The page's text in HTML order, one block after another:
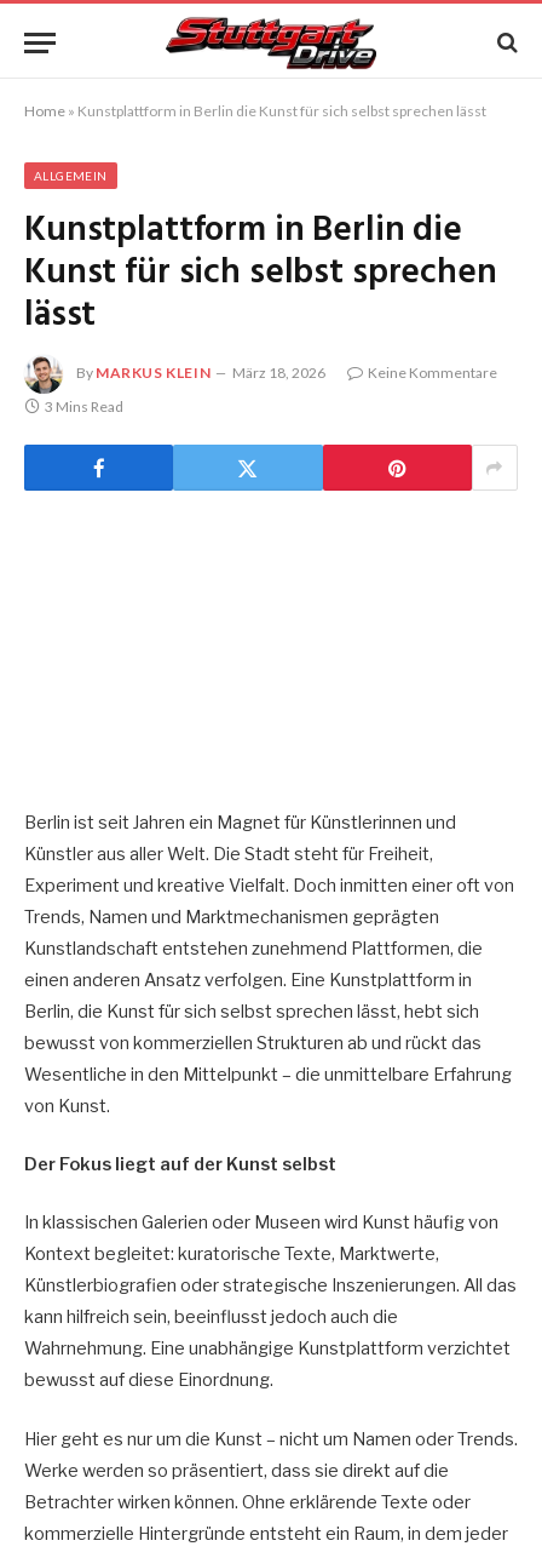
Home » Kunstplattform in Berlin die Kunst für sich selbst sprechen lässt
ALLGEMEIN
Kunstplattform in Berlin die
Kunst für sich selbst sprechen
lässt
By MARKUS KLEIN März 18, 2026
Keine Kommentare
3 Mins Read
Berlin ist seit Jahren ein Magnet für Künstlerinnen und
Künstler aus aller Welt. Die Stadt steht für Freiheit,
Experiment und kreative Vielfalt. Doch inmitten einer oft von
Trends, Namen und Marktmechanismen geprägten
Kunstlandschaft entstehen zunehmend Plattformen, die
einen anderen Ansatz verfolgen. Eine Kunstplattform in
Berlin, die Kunst für sich selbst sprechen lässt, hebt sich
bewusst von kommerziellen Strukturen ab und rückt das
Wesentliche in den Mittelpunkt – die unmittelbare Erfahrung
von Kunst.
Der Fokus liegt auf der Kunst selbst
In klassischen Galerien oder Museen wird Kunst häufig von
Kontext begleitet: kuratorische Texte, Marktwerte,
Künstlerbiografien oder strategische Inszenierungen. All das
kann hilfreich sein, beeinflusst jedoch auch die
Wahrnehmung. Eine unabhängige Kunstplattform verzichtet
bewusst auf diese Einordnung.
Hier geht es nur um die Kunst – nicht um Namen oder Trends.
Werke werden so präsentiert, dass sie direkt auf die
Betrachter wirken können. Ohne erklärende Texte oder
kommerzielle Hintergründe entsteht ein Raum, in dem jeder